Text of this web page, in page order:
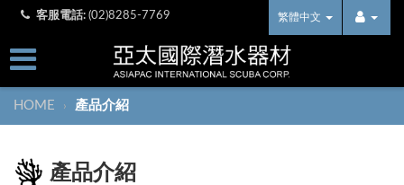
客服電話: (02)8285-7769 繁體中文
HOME › 產品介紹
產品介紹